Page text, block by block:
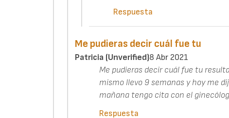
Respuesta
Me pudieras decir cuál fue tu
Patricia (unverified)8 Abr 2021
Me pudieras decir cuál fue tu
mismo llevo 9 semanas y hoy me
mañana tengo cita con el
Respuesta